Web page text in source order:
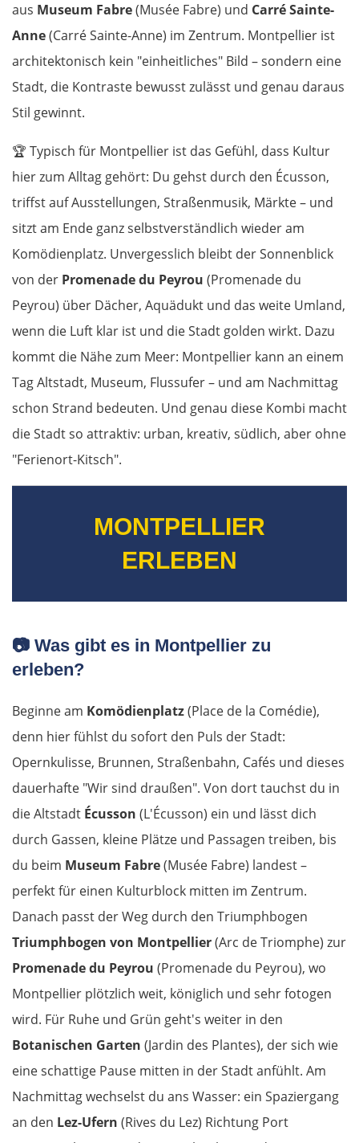
aus Museum Fabre(Musée Fabre) und Carré Sainte-
Anne(Carré Sainte-Anne) im Zentrum. Montpellier ist
architektonisch kein "einheitliches" Bild – sondern eine
Stadt, die Kontraste bewusst zulässt und genau daraus
Stil gewinnt.
🏆 Typisch für Montpellier ist das Gefühl, dass Kultur
hier zum Alltag gehört: Du gehst durch den Écusson,
triffst auf Ausstellungen, Straßenmusik, Märkte – und
sitzt am Ende ganz selbstverständlich wieder am
Komödienplatz. Unvergesslich bleibt der Sonnenblick
von der Promenade du Peyrou (Promenade du
Peyrou) über Dächer, Aquädukt und das weite Umland,
wenn die Luft klar ist und die Stadt golden wirkt. Dazu
kommt die Nähe zum Meer: Montpellier kann an einem
Tag Altstadt, Museum, Flussufer – und am Nachmittag
schon Strand bedeuten. Und genau diese Kombi macht
die Stadt so attraktiv: urban, kreativ, südlich, aber ohne
"Ferienort-Kitsch".
MONTPELLIER
ERLEBEN
📷 Was gibt es in Montpellier zu
erleben?
Beginne am Komödienplatz(Place de la Comédie),
denn hier fühlst du sofort den Puls der Stadt:
Opernkulisse, Brunnen, Straßenbahn, Cafés und dieses
dauerhafte "Wir sind draußen". Von dort tauchst du in
die Altstadt Écusson (L'Écusson) ein und lässt dich
durch Gassen, kleine Plätze und Passagen treiben, bis
du beim Museum Fabre(Musée Fabre) landest –
perfekt für einen Kulturblock mitten im Zentrum.
Danach passt der Weg durch den Triumphbogen
Triumphbogen von Montpellier(Arc de Triomphe) zur
Promenade du Peyrou (Promenade du Peyrou), wo
Montpellier plötzlich weit, königlich und sehr fotogen
wird. Für Ruhe und Grün geht's weiter in den
Botanischen Garten (Jardin des Plantes), der sich wie
eine schattige Pause mitten in der Stadt anfühlt. Am
Nachmittag wechselst du ans Wasser: ein Spaziergang
an den Lez-Ufern (Rives du Lez) Richtung Port